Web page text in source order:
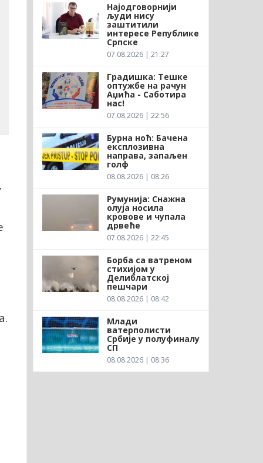
Најодговорнији
људи нису
заштитили
интересе Републике
Српске
07.08.2026 | 21:27
Градишка: Тешке
оптужбе на рачун
Аџића - Саботира
нас!
07.08.2026 | 22:56
Бурна ноћ: Бачена
експлозивна
направа, запаљен
голф
08.08.2026 | 08:26
Румунија: Снажна
олуја носила
кровове и чупала
дрвеће
07.08.2026 | 22:45
Борба са ватреном
стихијом у
Делиблатској
пешчари
08.08.2026 | 08:42
Млади
ватерполисти
Србије у полуфиналу
СП
08.08.2026 | 08:36